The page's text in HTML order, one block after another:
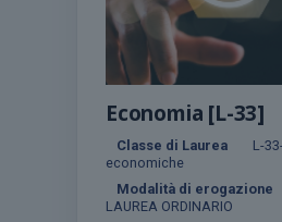
Economia [L-33]
Classe di Laurea
L-
economiche
Modalità di erogazione
LAUREA ORDINARIO